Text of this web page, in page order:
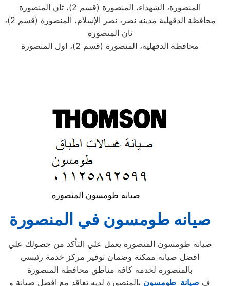
المنصورة، الشهداء، المنصورة (قسم 2)، ثان المنصورة
محافظة الدقهلية مدينه نصر، نصر الإسلام، المنصورة (قسم 2)،
ثان المنصورة
محافظة الدقهلية، المنصورة (قسم 2)، اول المنصورة
صيانة طومسون المنصورة
صيانه طومسون في المنصورة
صيانه طومسون المنصورة يعمل علي التأكد من حصولك علي
افضل صيانة ممكنة وضمان توفير مركز خدمة رئيسي
بالمنصورة لخدمة كافة مناطق محافظة المنصورة
ف صيانة طومسون بالمنصورة لديه تعاقد مع افضل صيانة و